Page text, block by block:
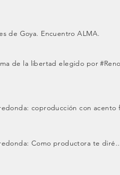
de Goya. Encuentro ALMA.
de la libertad elegido por
coproducción con acento
Como productora te